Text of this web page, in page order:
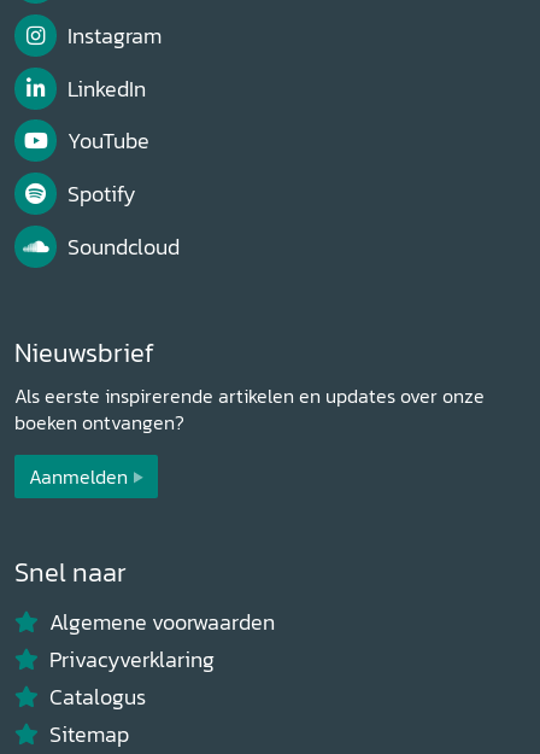
Instagram
LinkedIn
YouTube
Spotify
Soundcloud
Nieuwsbrief
Als eerste inspirerende artikelen en updates over onze
boeken ontvangen?
Aanmelden
Snel naar
Algemene voorwaarden
Privacyverklaring
Catalogus
Sitemap